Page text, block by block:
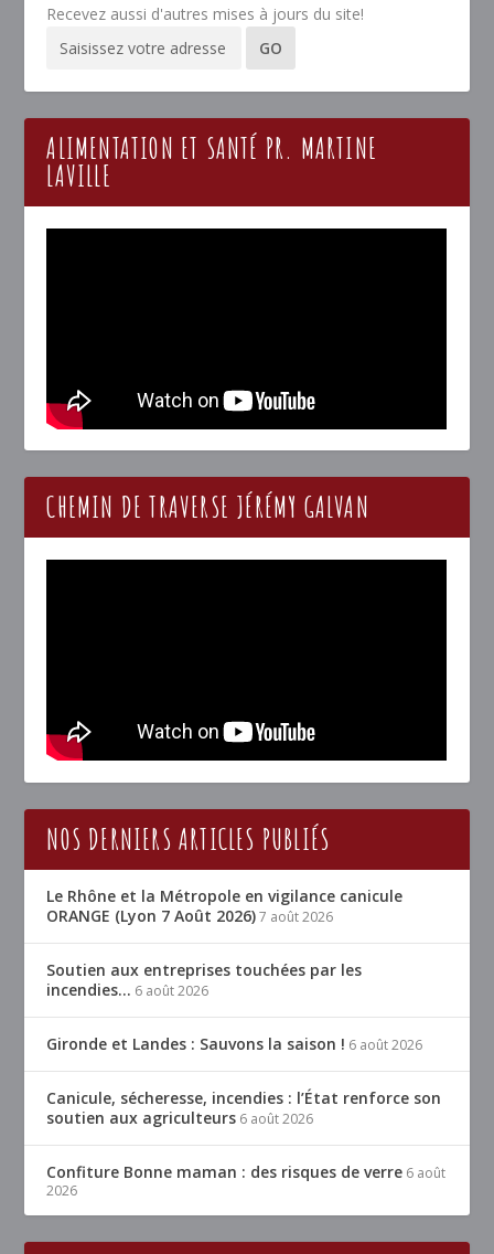
Recevez aussi d'autres mises à jours du site!
ALIMENTATION ET SANTÉ PR. MARTINE
LAVILLE
CHEMIN DE TRAVERSE JÉRÉMY GALVAN
NOS DERNIERS ARTICLES PUBLIÉS
Le Rhône et la Métropole en vigilance canicule
ORANGE (Lyon 7 Août 2026) 7 août 2026
Soutien aux entreprises touchées par les
incendies… 6 août 2026
Gironde et Landes : Sauvons la saison ! 6 août 2026
Canicule, sécheresse, incendies : l’État renforce son
soutien aux agriculteurs 6 août 2026
Confiture Bonne maman : des risques de verre 6 août
2026